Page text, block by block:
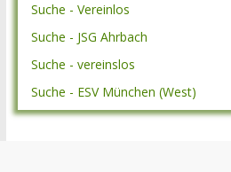
Suche - Vereinlos
Suche - JSG Ahrbach
Suche - vereinslos
Suche - ESV München (West)